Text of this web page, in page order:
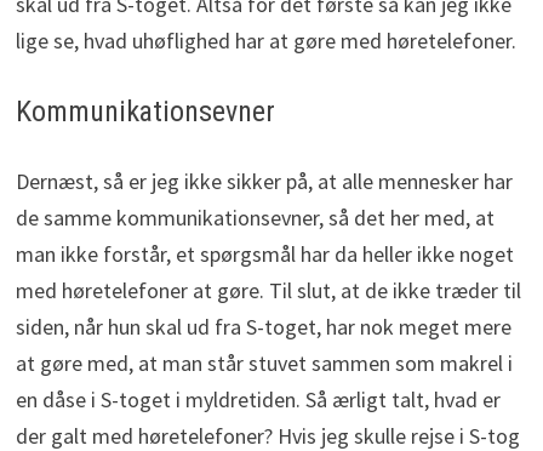
lige se, hvad uhøflighed har at gøre med høretelefoner.
Kommunikationsevner
Dernæst, så er jeg ikke sikker på, at alle mennesker har
de samme kommunikationsevner, så det her med, at
man ikke forstår, et spørgsmål har da heller ikke noget
med høretelefoner at gøre. Til slut, at de ikke træder til
siden, når hun skal ud fra S-toget, har nok meget mere
at gøre med, at man står stuvet sammen som makrel i
en dåse i S-toget i myldretiden. Så ærligt talt, hvad er
der galt med høretelefoner? Hvis jeg skulle rejse i S-tog